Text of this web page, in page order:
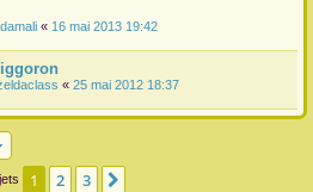
« 16 mai 2013 19:42
« 25 mai 2012 18:37
1 2 3